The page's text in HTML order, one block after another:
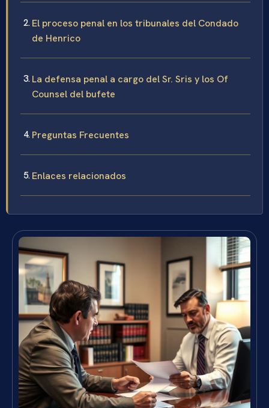
El proceso penal en los tribunales del Condado
de Henrico
La defensa penal a cargo del Sr. Sris y los Of
Counsel del bufete
Preguntas Frecuentes
Enlaces relacionados